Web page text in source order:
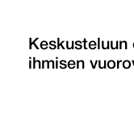
ihmisen